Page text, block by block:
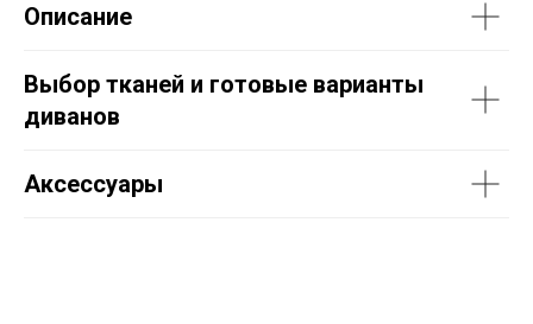
Описание
Выбор тканей и готовые варианты
диванов
Аксессуары